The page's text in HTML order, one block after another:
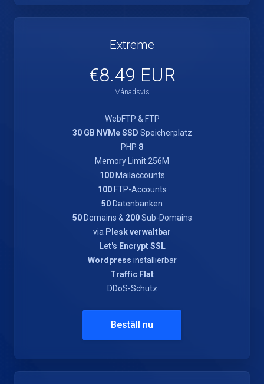
Extreme
€8.49 EUR
Månadsvis
WebFTP & FTP
30 GB NVMe SSD Speicherplatz
PHP 8
Memory Limit 256M
100Mailaccounts
100FTP-Accounts
50 Datenbanken
50Domains & 200Sub-Domains
via Plesk verwaltbar
Let's Encrypt SSL
Wordpress installierbar
Traffic Flat
DDoS-Schutz
Beställ nu